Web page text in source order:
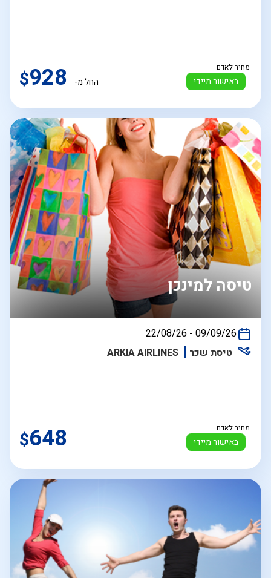
באישור מיידי
מחיר לאדם
החל מ- $928
טיסה למינכן
בין
התאריכים,
22/08/26 - 09/09/26
טיסת שכר
ARKIA AIRLINES
באישור מיידי
מחיר לאדם $648